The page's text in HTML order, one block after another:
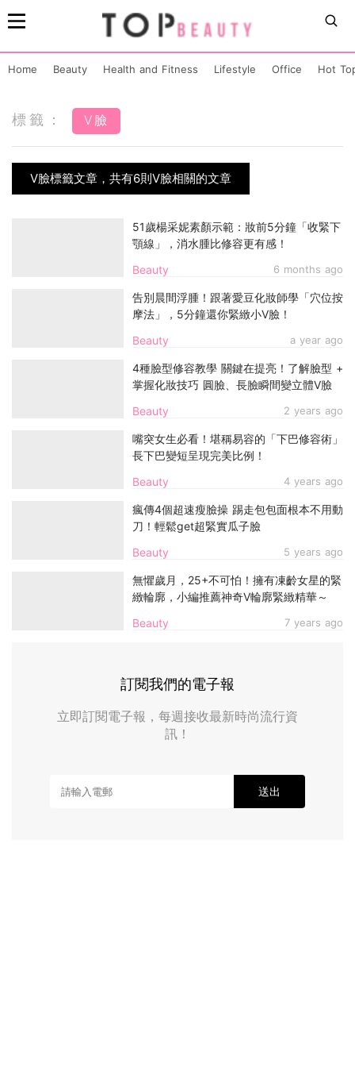
Home Beauty Health and Fitness Lifestyle Office Hot
標籤： V臉
V臉標籤文章，共有6則V臉相關的文章
Beauty 6 months ago
51歲楊采妮素顏示範：妝前5分鐘「收緊下
顎線」，消水腫比修容更有感！
Beauty a year ago
告別晨間浮腫！跟著愛豆化妝師學「穴位按
摩法」，5分鐘還你緊緻小V臉！
Beauty 2 years ago
4種臉型修容教學 關鍵在提亮！了解臉型 +
掌握化妝技巧 圓臉、長臉瞬間變立體V臉
Beauty 4 years ago
嘴突女生必看！堪稱易容的「下巴修容術」
長下巴變短呈現完美比例！
Beauty 5 years ago
瘋傳4個超速瘦臉操 踢走包包面根本不用動
刀！輕鬆get超緊實瓜子臉
Beauty 7 years ago
無懼歲月，25+不可怕！擁有凍齡女星的緊
緻輪廓，小編推薦神奇V輪廓緊緻精華～
訂閱我們的電子報
立即訂閱電子報，每週接收最新時尚流行資
訊！
送出